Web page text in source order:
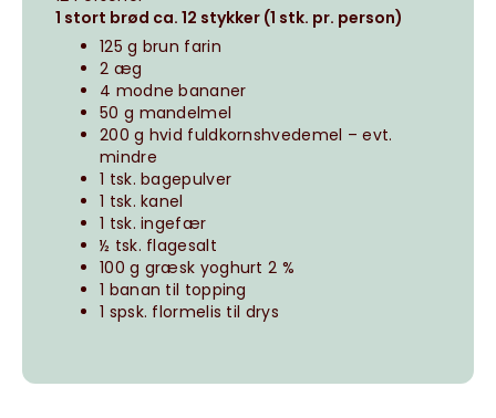
1 stort brød ca. 12 stykker (1 stk. pr. person)
125 g brun farin
2 æg
4 modne bananer
50 g mandelmel
200 g hvid fuldkornshvedemel – evt.
mindre
1 tsk. bagepulver
1 tsk. kanel
1 tsk. ingefær
½ tsk. flagesalt
100 g græsk yoghurt2 %
1 banan til topping
1 spsk. flormelis til drys